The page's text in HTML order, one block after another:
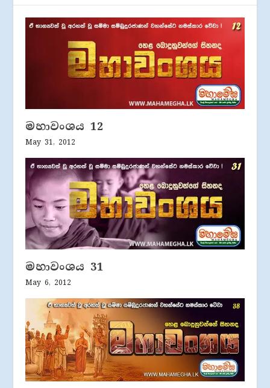
මහාවංශය 12
May 31, 2012
මහාවංශය 31
May 6, 2012